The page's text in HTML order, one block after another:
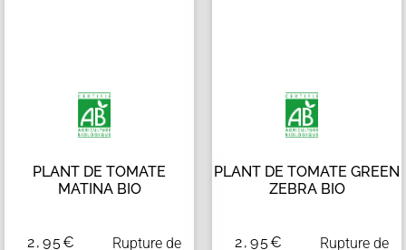
PLANT DE TOMATE
MATINA BIO
2,95€ Rupture de
PLANT DE TOMATE GREEN
ZEBRA BIO
2,95€ Rupture de